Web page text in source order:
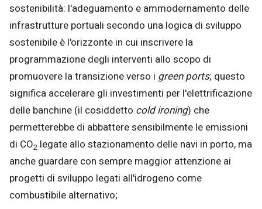
sostenibilità: l'adeguamento e ammodernamento delle
infrastrutture portuali secondo una logica di sviluppo
sostenibile è l'orizzonte in cui inscrivere la
programmazione degli interventi allo scopo di
promuovere la transizione verso i green ports; questo
significa accelerare gli investimenti per l'elettrificazione
delle banchine (il cosiddetto cold ironing) che
permetterebbe di abbattere sensibilmente le emissioni
di CO2 legate allo stazionamento delle navi in porto, ma
anche guardare con sempre maggior attenzione ai
progetti di sviluppo legati all'idrogeno come
combustibile alternativo;